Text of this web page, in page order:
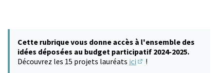
Cette rubrique vous donne accès à l'ensemble des
idées déposées au budget participatif 2024-2025.
Découvrez les 15 projets lauréats ici !